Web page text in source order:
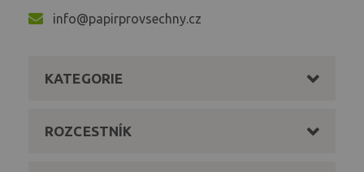
info@papirprovsechny.cz
KATEGORIE
ROZCESTNÍK